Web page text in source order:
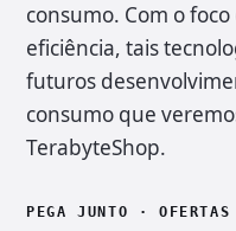
consumo. Com o
eficiência, tais
futuros
consumo que
TerabyteShop.
PEGA JUNTO · OFERTAS